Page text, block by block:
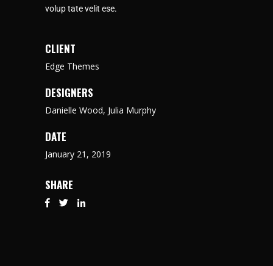
volup tate velit ese.
CLIENT
Edge Themes
DESIGNERS
Danielle Wood, Julia Murphy
DATE
January 21, 2019
SHARE